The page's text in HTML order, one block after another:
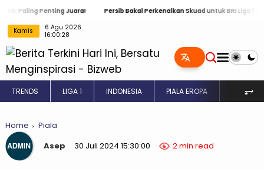
Penting Juara! Persib Bakal Perkenalkan Skuad untuk BRI Liga 1 2024 /
Kamis
6 Agu 2026
16:00:29
TRENDS LIGA 1 INDONESIA PIALA EROPA INGGRIS
⥅
Home
Piala
Asep
30 Juli 2024 15:30:00 2 min read